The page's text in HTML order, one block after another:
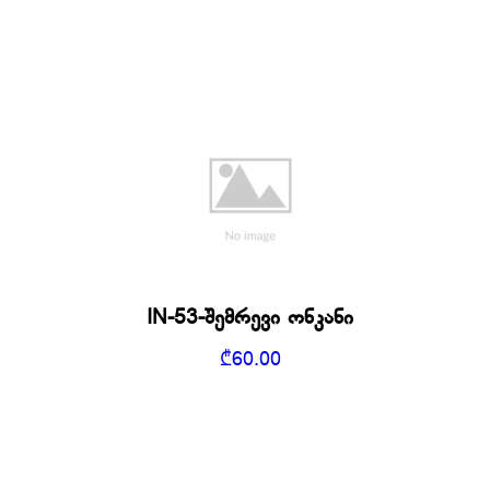
IN-53-შემრევი ონკანი
₾60.00